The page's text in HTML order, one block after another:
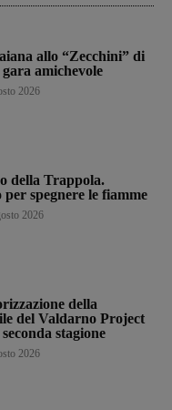
allo “Zecchini” di
amichevole
2026
della Trappola.
per spegnere le fiamme
2026
della
del Valdarno Project
stagione
2026